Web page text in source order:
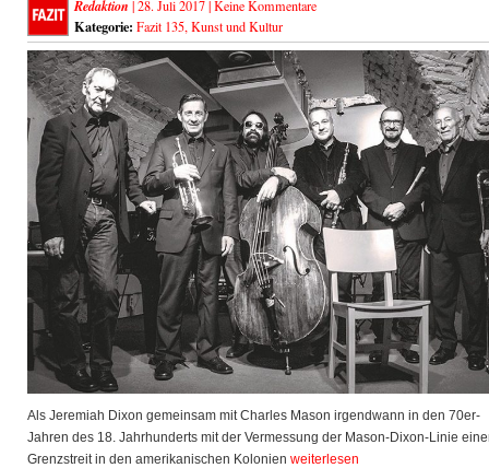
Redaktion | 28. Juli 2017 |Keine Kommentare
Kategorie: Fazit 135, Kunst und Kultur
Als Jeremiah Dixon gemeinsam mit Charles Mason irgendwann in den 70er-
Jahren des 18. Jahrhunderts mit der Vermessung der Mason-Dixon-Linie
Grenzstreit in den amerikanischen Kolonien weiterlesen